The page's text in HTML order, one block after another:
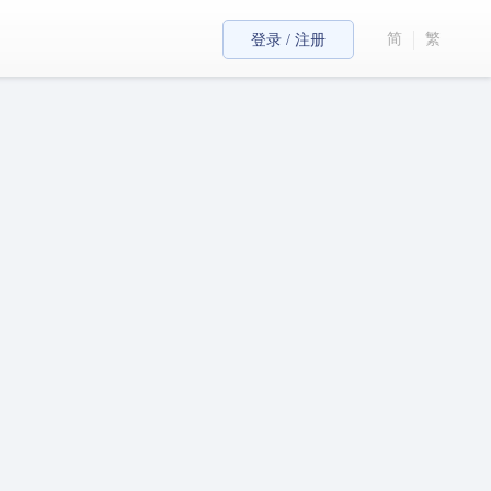
登录 / 注册 简 繁